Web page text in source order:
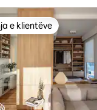
e klientëve
e klientëve